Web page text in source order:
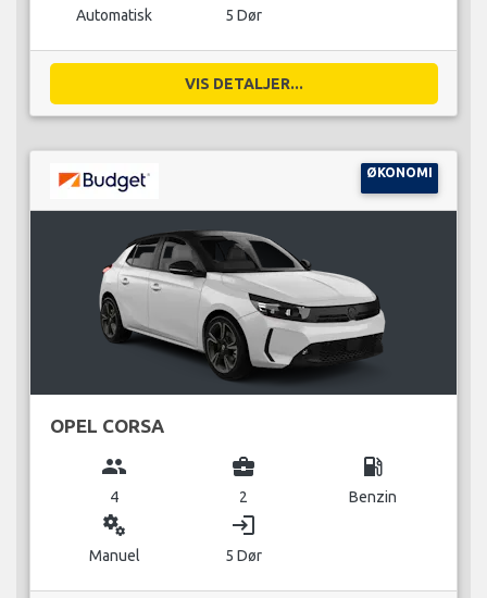
Automatisk 5 Dør
VIS DETALJER...
ØKONOMI
OPEL CORSA
group
4
business_center
2
local_gas_station
Benzin
miscellaneous_services
Manuel
login
5 Dør